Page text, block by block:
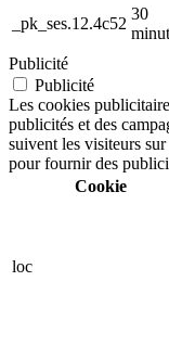
_pk_ses.12.4c52
30
Publicité
Publicité
Les cookies
publicités et des
suivent les visiteurs
pour fournir des
Cookie
loc